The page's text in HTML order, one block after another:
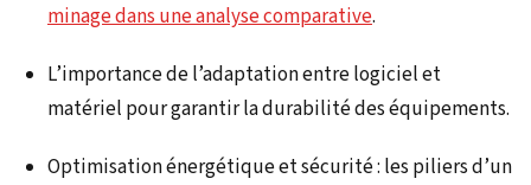
minage dans une analyse comparative.
L’importance de l’adaptation entre logiciel et
matériel pour garantir la durabilité des équipements.
Optimisation énergétique et sécurité : les piliers d’un